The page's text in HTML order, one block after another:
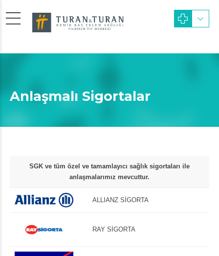
Anlaşmalı Sigortalar
SGK ve tüm özel ve tamamlayıcı sağlık sigortaları ile
anlaşmalarımız mevcuttur.
ALLIANZ SİGORTA
RAY SİGORTA